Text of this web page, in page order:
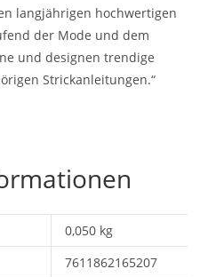
langjährigen hochwertigen
der Mode und dem
und designen trendige
Strickanleitungen.“
0,050 kg
7611862165207